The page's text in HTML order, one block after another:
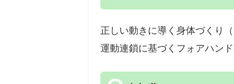
正しい動きに導く身体づくり
運動連鎖に基づくフォアハンド